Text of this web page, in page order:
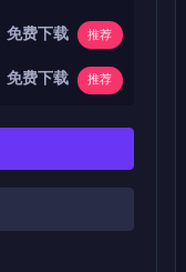
免费下载 推荐
免费下载 推荐